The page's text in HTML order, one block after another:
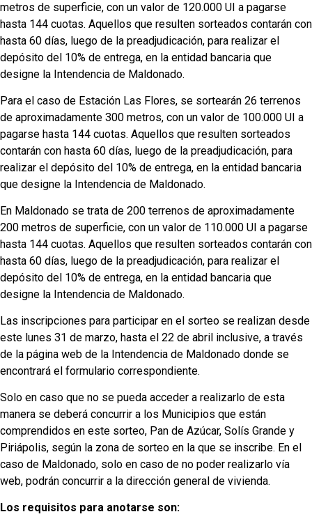
metros de superficie, con un valor de 120.000 UI a pagarse
hasta 144 cuotas. Aquellos que resulten sorteados contarán con
hasta 60 días, luego de la preadjudicación, para realizar el
depósito del 10% de entrega, en la entidad bancaria que
designe la Intendencia de Maldonado.
Para el caso de Estación Las Flores, se sortearán 26 terrenos
de aproximadamente 300 metros, con un valor de 100.000 UI a
pagarse hasta 144 cuotas. Aquellos que resulten sorteados
contarán con hasta 60 días, luego de la preadjudicación, para
realizar el depósito del 10% de entrega, en la entidad bancaria
que designe la Intendencia de Maldonado.
En Maldonado se trata de 200 terrenos de aproximadamente
200 metros de superficie, con un valor de 110.000 UI a pagarse
hasta 144 cuotas. Aquellos que resulten sorteados contarán con
hasta 60 días, luego de la preadjudicación, para realizar el
depósito del 10% de entrega, en la entidad bancaria que
designe la Intendencia de Maldonado.
Las inscripciones para participar en el sorteo se realizan desde
este lunes 31 de marzo, hasta el 22 de abril inclusive, a través
de la página web de la Intendencia de Maldonado donde se
encontrará el formulario correspondiente.
Solo en caso que no se pueda acceder a realizarlo de esta
manera se deberá concurrir a los Municipios que están
comprendidos en este sorteo, Pan de Azúcar, Solís Grande y
Piriápolis, según la zona de sorteo en la que se inscribe. En el
caso de Maldonado, solo en caso de no poder realizarlo vía
web, podrán concurrir a la dirección general de vivienda.
Los requisitos para anotarse son: